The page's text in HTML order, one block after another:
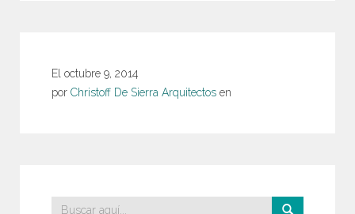
El octubre 9, 2014
por Christoff De Sierra Arquitectos en